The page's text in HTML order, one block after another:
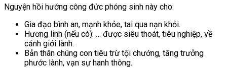
Nguyện hồi hướng công đức phóng sinh này cho:
Gia đạo bình an, mạnh khỏe, tai qua nạn khỏi.
Hương linh (nếu có): … được siêu thoát, tiêu nghiệp, về
cảnh giới lành.
Bản thân chúng con tiêu trừ tội chướng, tăng trưởng
phước lành, vạn sự hanh thông.